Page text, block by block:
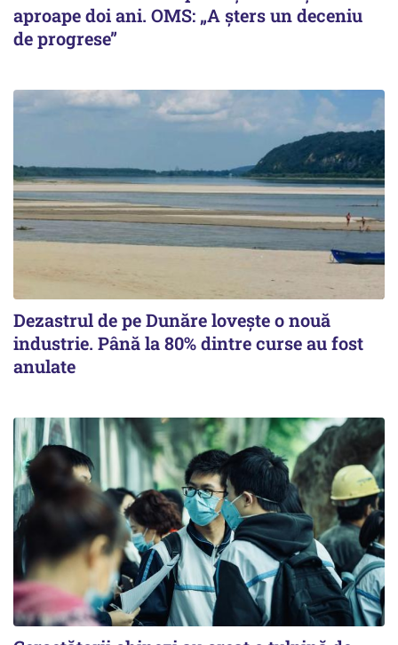
aproape doi ani. OMS: „A şters un deceniu
de progrese”
Dezastrul de pe Dunăre lovește o nouă
industrie. Până la 80% dintre curse au fost
anulate